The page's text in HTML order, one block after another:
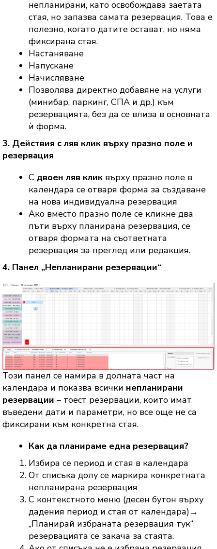
непланирани, като освобождава заетата
стая, но запазва самата резервация. Това е
полезно, когато датите остават, но няма
фиксирана стая.
Настаняване
Напускане
Начисляване
Позволява директно добавяне на услуги
(минибар, паркинг, СПА и др.) към
резервацията, без да се влиза в основната
ѝ форма.
3. Действия с ляв клик върху празно поле и
резервация
С двоен ляв клик върху празно поле в
календара се отваря форма за създаване
на нова индивидуална резервация
Ако вместо празно поле се кликне два
пъти върху планирана резервация, се
отваря формата на съответната
резервация за преглед или редакция.
4. Панел „Непланирани резервации“
Този панел се намира в долната част на
календара и показва всички непланирани
резервации – тоест резервации, които имат
въведени дати и параметри, но все още не са
фиксирани към конкретна стая.
Как да планираме една резервация?
Избира се период и стая в календара
От списъка долу се маркира конкретната
непланирана резервация
С контекстното меню (десен бутон върху
дадения период и стая от календара)→
„Планирай избраната резервация тук“
резервацията се закача за стаята.